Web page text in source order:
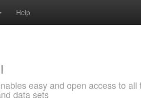
Help
easy and open access to
data sets